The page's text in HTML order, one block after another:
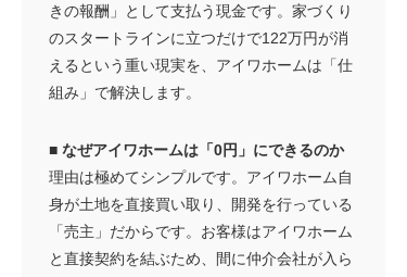
きの報酬」として支払う現金です。家づくり
のスタートラインに立つだけで122万円が消
えるという重い現実を、アイワホームは「仕
組み」で解決します。
■ なぜアイワホームは「0円」にできるのか
理由は極めてシンプルです。アイワホーム自
身が土地を直接買い取り、開発を行っている
「売主」だからです。お客様はアイワホーム
と直接契約を結ぶため、間に仲介会社が入ら